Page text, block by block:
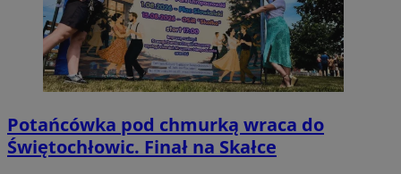
Potańcówka pod chmurką wraca do
Świętochłowic. Finał na Skałce